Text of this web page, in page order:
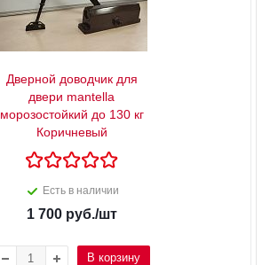
Дверной доводчик для
двери mantella
морозостойкий до 130 кг
Коричневый
Есть в наличии
1 700руб./шт
В корзину